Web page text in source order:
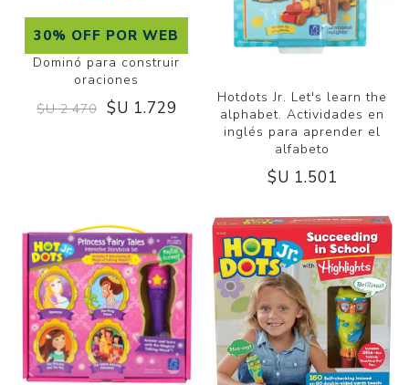
30% OFF POR WEB
Dominó para construir
oraciones
$U 2.470 $U 1.729
Hotdots Jr. Let's learn the
alphabet. Actividades en
inglés para aprender el
alfabeto
$U 1.501